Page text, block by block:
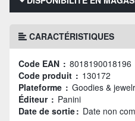
CARACTÉRISTIQUES
Code EAN : 8018190018196
Code produit : 130172
Plateforme : Goodies &
Éditeur : Panini
Date de sortie : Date non